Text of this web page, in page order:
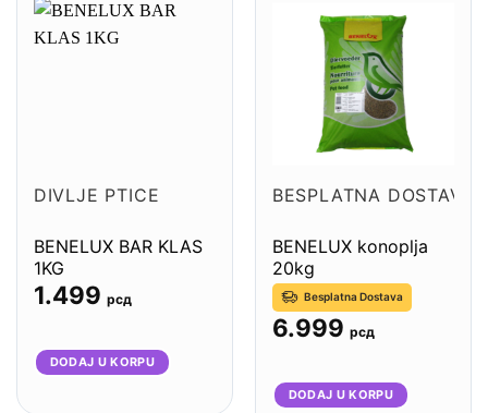
DIVLJE PTICE
BENELUX BAR KLAS
1KG
1.499 рсд
DODAJ U KORPU
BESPLATNA DOSTAVA
BENELUX konoplja
20kg
Besplatna Dostava
6.999 рсд
DODAJ U KORPU